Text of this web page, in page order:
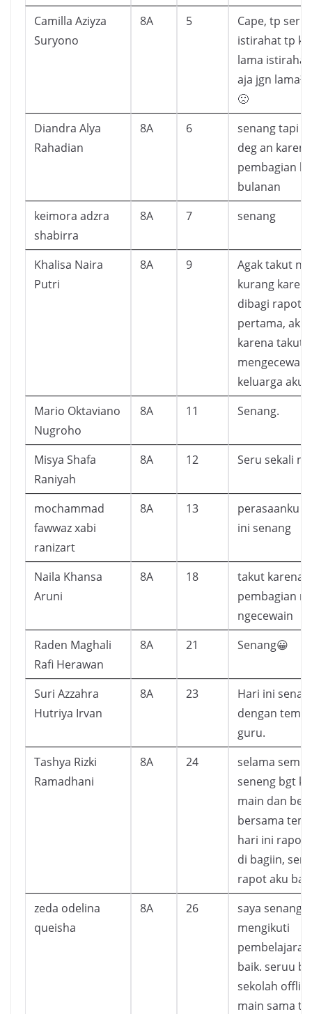
Camilla Aziyza
Suryono
8A 5
Cape, tp seru
istirahat tp
lama
aja jgn lama²
🙁
Diandra Alya
Rahadian
8A 6
senang tapi
deg an karena
pembagian
bulanan
keimora adzra
shabirra
8A 7 senang
Khalisa Naira
Putri
8A 9
Agak takut
kurang
dibagi rapot
pertama, aku
karena takut
keluarga aku.
Mario Oktaviano
Nugroho
8A 11 Senang.
Misya Shafa
Raniyah
8A 12 Seru sekali
mochammad
fawwaz xabi
ranizart
8A 13
perasaanku
ini senang
Naila Khansa
Aruni
8A 18
takut karena
pembagian
ngecewain
Raden Maghali
Rafi Herawan
8A 21 Senang😀
Suri Azzahra
Hutriya Irvan
8A 23
Hari ini
dengan
guru.
Tashya Rizki
Ramadhani
8A 24
selama
seneng bgt
main dan
bersama
hari ini rapot
di bagiin,
rapot aku
zeda odelina
queisha
8A 26
saya senang
mengikuti
baik. seruu
sekolah
main sama